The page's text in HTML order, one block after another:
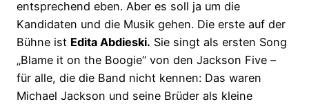
entsprechend eben. Aber es soll ja um die
Kandidaten und die Musik gehen. Die erste auf der
Bühne ist Edita Abdieski. Sie singt als ersten Song
„Blame it on the Boogie“ von den Jackson Five –
für alle, die die Band nicht kennen: Das waren
Michael Jackson und seine Brüder als kleine